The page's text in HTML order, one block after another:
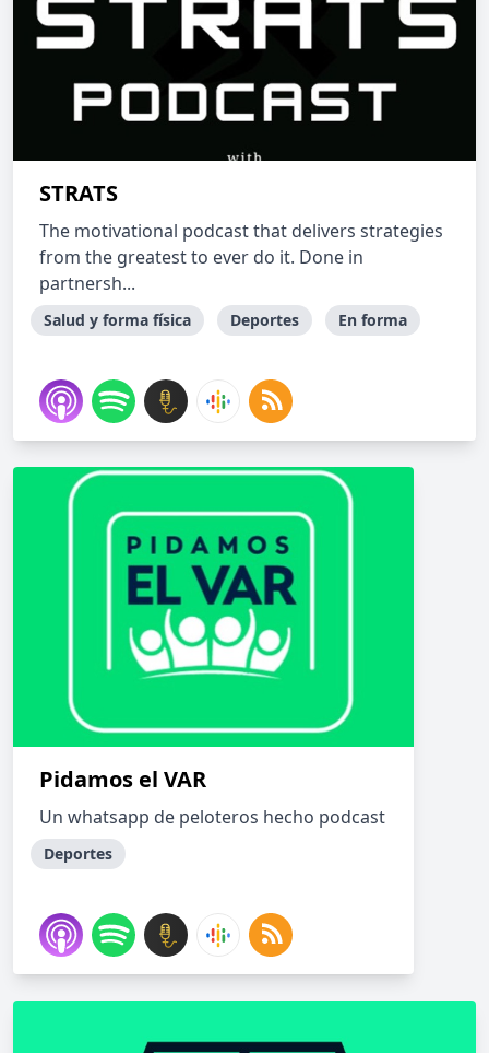
STRATS
The motivational podcast that delivers strategies
from the greatest to ever do it. Done in
partnersh...
Salud y forma física Deportes En forma
Pidamos el VAR
Un whatsapp de peloteros hecho podcast
Deportes